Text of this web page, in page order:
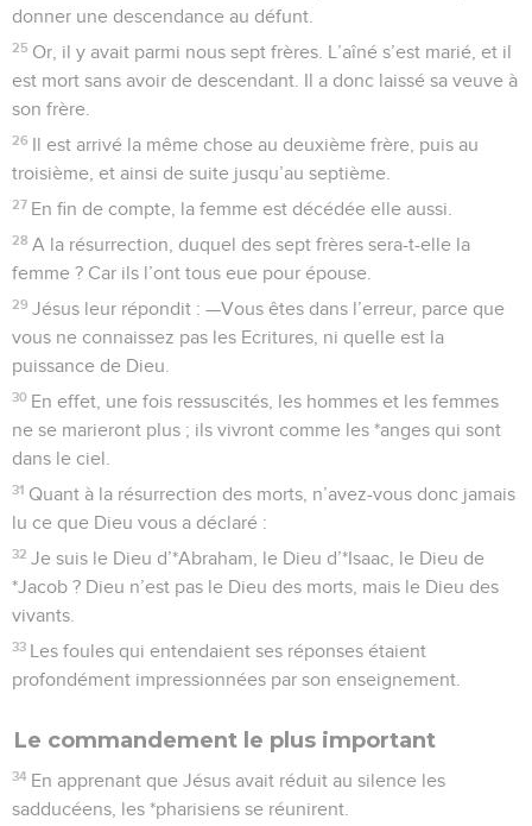
donner une descendance au défunt.
25 Or, il y avait parmi nous sept frères. L’aîné s’est marié, et il
est mort sans avoir de descendant. Il a donc laissé sa veuve à
son frère.
26 Il est arrivé la même chose au deuxième frère, puis au
troisième, et ainsi de suite jusqu’au septième.
27 En fin de compte, la femme est décédée elle aussi.
28 A la résurrection, duquel des sept frères sera-t-elle la
femme ? Car ils l’ont tous eue pour épouse.
29 Jésus leur répondit : —Vous êtes dans l’erreur, parce que
vous ne connaissez pas les Ecritures, ni quelle est la
puissance de Dieu.
30 En effet, une fois ressuscités, les hommes et les femmes
ne se marieront plus ; ils vivront comme les *anges qui sont
dans le ciel.
31 Quant à la résurrection des morts, n’avez-vous donc jamais
lu ce que Dieu vous a déclaré :
32 Je suis le Dieu d’*Abraham, le Dieu d’*Isaac, le Dieu de
*Jacob ? Dieu n’est pas le Dieu des morts, mais le Dieu des
vivants.
33 Les foules qui entendaient ses réponses étaient
profondément impressionnées par son enseignement.
Le commandement le plus important
34 En apprenant que Jésus avait réduit au silence les
sadducéens, les *pharisiens se réunirent.